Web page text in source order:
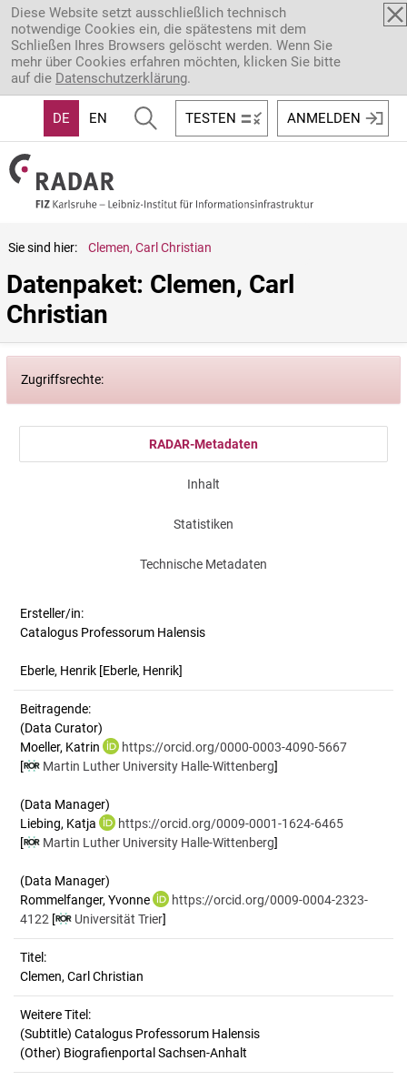
Direkt zum Inhalt
Diese Website setzt ausschließlich technisch
notwendige Cookies ein, die spätestens mit dem
Schließen Ihres Browsers gelöscht werden. Wenn Sie
mehr über Cookies erfahren möchten, klicken Sie bitte
auf die Datenschutzerklärung.
DE EN TESTEN ANMELDEN
Sie sind hier: Clemen, Carl Christian
Datenpaket: Clemen, Carl
Christian
Zugriffsrechte:
RADAR-Metadaten
Inhalt
Statistiken
Technische Metadaten
Ersteller/in:
Catalogus Professorum Halensis
Eberle, Henrik [Eberle, Henrik]
Beitragende:
(Data Curator)
Moeller, Katrin
https://orcid.org/0000-0003-4090-5667
[
Martin Luther University Halle-Wittenberg]
(Data Manager)
Liebing, Katja
https://orcid.org/0009-0001-1624-6465
[
Martin Luther University Halle-Wittenberg]
(Data Manager)
Rommelfanger, Yvonne
https://orcid.org/0009-0004-2323-
4122 [ Universität Trier]
Titel:
Clemen, Carl Christian
Weitere Titel:
(Subtitle) Catalogus Professorum Halensis
(Other) Biografienportal Sachsen-Anhalt